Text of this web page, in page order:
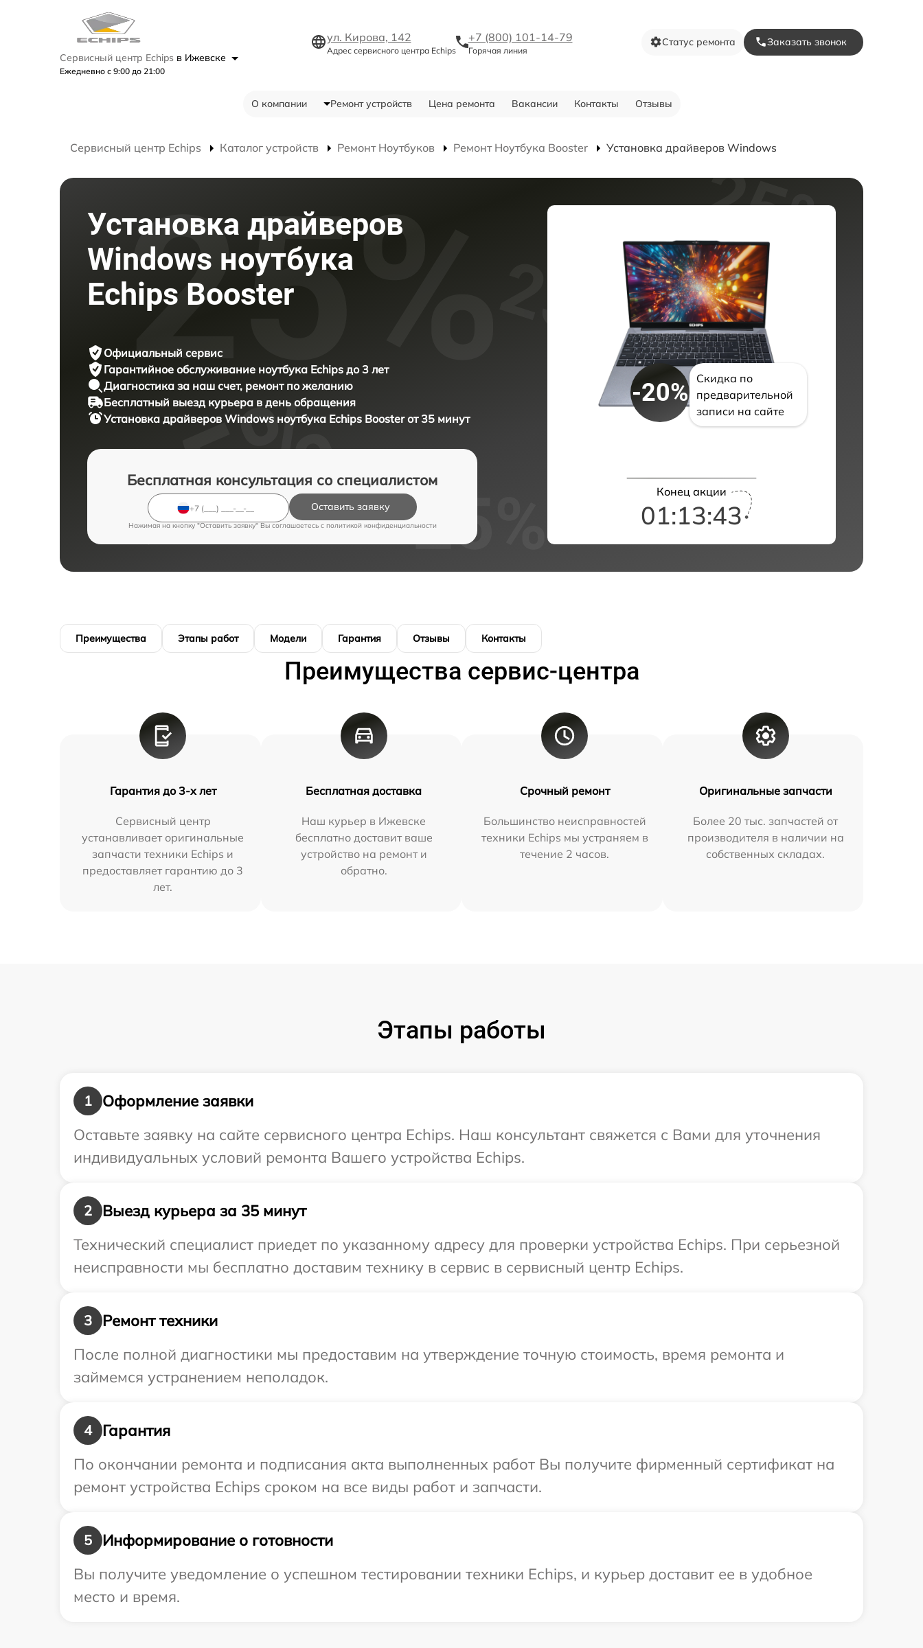
Сервисный центр Echips в Ижевске
Ежедневно с 9:00 до 21:00
ул. Кирова, 142
Адрес сервисного центра Echips
+7 (800) 101-14-79
Горячая линия
Статус ремонта Заказать звонок
О компании Ремонт устройств Цена ремонта Вакансии Контакты Отзывы
Сервисный центр Echips Каталог устройств Ремонт Ноутбуков Ремонт Ноутбука Booster Установка драйверов Windows
Установка драйверов
Windows ноутбука
Echips Booster
Официальный сервис
Гарантийное обслуживание ноутбука Echips до 3 лет
Диагностика за наш счет, ремонт по желанию
Бесплатный выезд курьера в день обращения
Установка драйверов Windows ноутбука Echips Booster от 35 минут
Бесплатная консультация со специалистом
Оставить заявку
Нажимая на кнопку "Оставить заявку" Вы соглашаетесь c политикой конфиденциальности
-20%
Скидка по
предварительной
записи на сайте
Конец акции
01:13:42
Преимущества Этапы работ Модели Гарантия Отзывы Контакты
Преимущества сервис-центра
Гарантия до 3-х лет
Сервисный центр
устанавливает оригинальные
запчасти техники Echips и
предоставляет гарантию до 3
лет.
Бесплатная доставка
Наш курьер в Ижевске
бесплатно доставит ваше
устройство на ремонт и
обратно.
Срочный ремонт
Большинство неисправностей
техники Echips мы устраняем в
течение 2 часов.
Оригинальные запчасти
Более 20 тыс. запчастей от
производителя в наличии на
собственных складах.
Этапы работы
1
Оформление заявки
Оставьте заявку на сайте сервисного центра Echips. Наш консультант свяжется с Вами для уточнения
индивидуальных условий ремонта Вашего устройства Echips.
2
Выезд курьера за 35 минут
Технический специалист приедет по указанному адресу для проверки устройства Echips. При серьезной
неисправности мы бесплатно доставим технику в сервис в сервисный центр Echips.
3
Ремонт техники
После полной диагностики мы предоставим на утверждение точную стоимость, время ремонта и
займемся устранением неполадок.
4
Гарантия
По окончании ремонта и подписания акта выполненных работ Вы получите фирменный сертификат на
ремонт устройства Echips сроком на все виды работ и запчасти.
5
Информирование о готовности
Вы получите уведомление о успешном тестировании техники Echips, и курьер доставит ее в удобное
место и время.